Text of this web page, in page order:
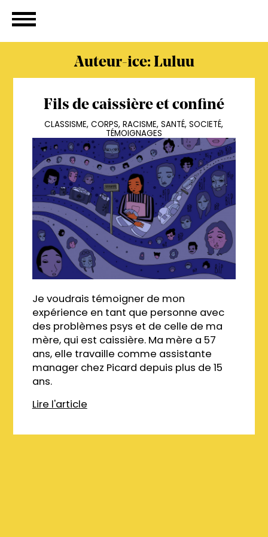
Auteur-ice: Luluu
Fils de caissière et confiné
CLASSISME,CORPS,RACISME,SANTÉ,SOCIETÉ,
TÉMOIGNAGES
Je voudrais témoigner de mon
expérience en tant que personne avec
des problèmes psys et de celle de ma
mère, qui est caissière. Ma mère a 57
ans, elle travaille comme assistante
manager chez Picard depuis plus de 15
ans.
Lire l'article